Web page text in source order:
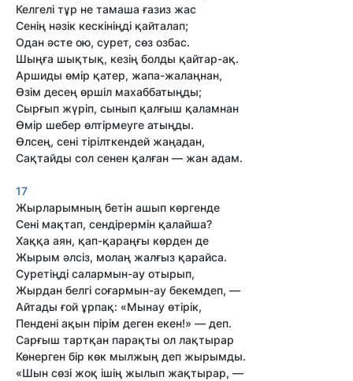
Келгелі тұр не тамаша ғазиз жас
Сенің нәзік кескініңді қайталап;
Одан әсте ою, сурет, сөз озбас.
Шыңға шықтық, кезің болды қайтар-ақ.
Аршиды өмір қатер, жапа-жалаңнан,
Өзім десең өршіл махаббатыңды;
Сырғып жүріп, сынып қалғыш қаламнан
Өмір шебер өлтірмеуге атыңды.
Өлсең, сені тірілткендей жаңадан,
Сақтайды сол сенен қалған — жан адам.
17
Жырларымның бетін ашып көргенде
Сені мақтап, сендірермін қалайша?
Хаққа аян, қап-қараңғы көрден де
Жырым әлсіз, молаң жалғыз қарайса.
Суретіңді салармын-ау отырып,
Жырдан белгі соғармын-ау бекемдеп, —
Айтады ғой ұрпақ: «Мынау өтірік,
Пендені ақын пірім деген екен!» — деп.
Сарғыш тартқан парақты ол лақтырар
Көнерген бір көк мылжың деп жырымды.
«Шын сөзі жоқ ішің жылып жақтырар, —